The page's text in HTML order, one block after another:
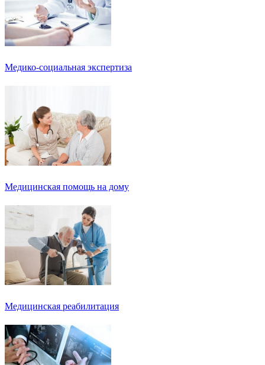
Медико-социальная экспертиза
Медицинская помощь на дому
Медицинская реабилитация